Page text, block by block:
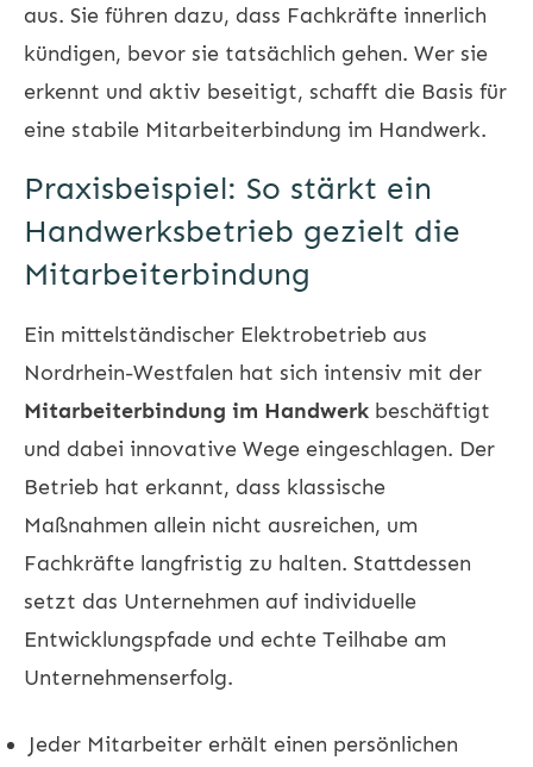
aus. Sie führen dazu, dass Fachkräfte innerlich
kündigen, bevor sie tatsächlich gehen. Wer sie
erkennt und aktiv beseitigt, schafft die Basis für
eine stabile Mitarbeiterbindung im Handwerk.
Praxisbeispiel: So stärkt ein
Handwerksbetrieb gezielt die
Mitarbeiterbindung
Ein mittelständischer Elektrobetrieb aus
Nordrhein-Westfalen hat sich intensiv mit der
Mitarbeiterbindung im Handwerk beschäftigt
und dabei innovative Wege eingeschlagen. Der
Betrieb hat erkannt, dass klassische
Maßnahmen allein nicht ausreichen, um
Fachkräfte langfristig zu halten. Stattdessen
setzt das Unternehmen auf individuelle
Entwicklungspfade und echte Teilhabe am
Unternehmenserfolg.
Jeder Mitarbeiter erhält einen persönlichen